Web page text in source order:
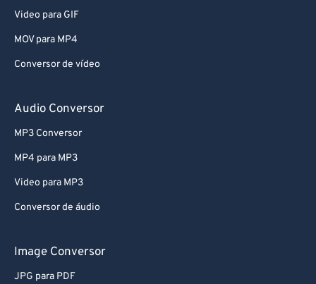
Video para GIF
MOV para MP4
Conversor de vídeo
Audio Conversor
MP3 Conversor
MP4 para MP3
Video para MP3
Conversor de áudio
Image Conversor
JPG para PDF